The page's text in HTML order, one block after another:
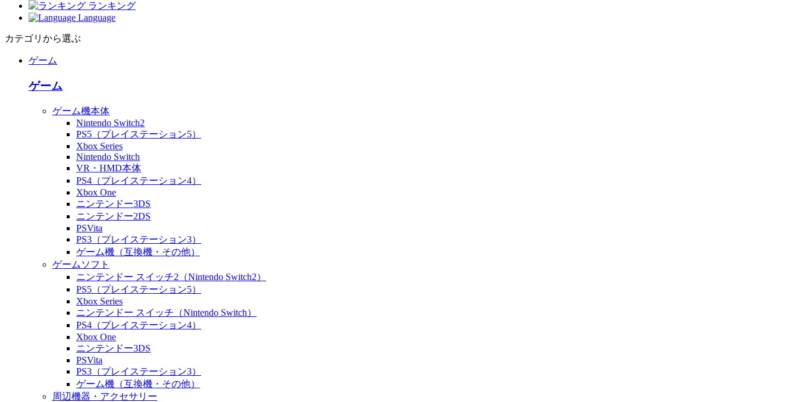
ランキング
Language
カテゴリから選ぶ
ゲーム
ゲーム
ゲーム機本体
Nintendo Switch2
PS5（プレイステーション5）
Xbox Series
Nintendo Switch
VR・HMD本体
PS4（プレイステーション4）
Xbox One
ニンテンドー3DS
ニンテンドー2DS
PSVita
PS3（プレイステーション3）
ゲーム機（互換機・その他）
ゲームソフト
ニンテンドー スイッチ2（Nintendo Switch2）
PS5（プレイステーション5）
Xbox Series
ニンテンドー スイッチ（Nintendo Switch）
PS4（プレイステーション4）
Xbox One
ニンテンドー3DS
PSVita
PS3（プレイステーション3）
ゲーム機（互換機・その他）
周辺機器・アクセサリー